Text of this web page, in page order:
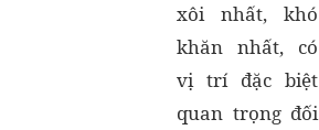
xôi nhất, khó
khăn nhất, có
vị trí đặc biệt
quan trọng đối